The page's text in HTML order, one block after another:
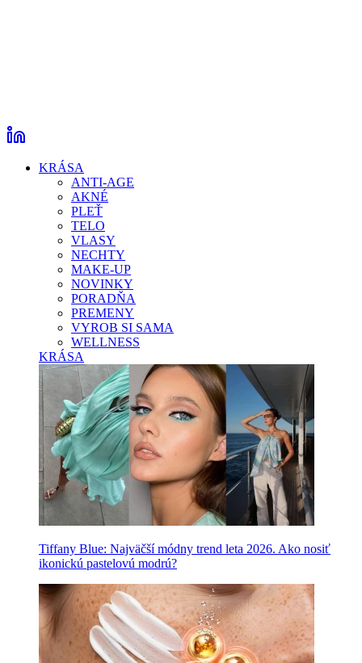
KRÁSA
ANTI-AGE
AKNÉ
PLEŤ
TELO
VLASY
NECHTY
MAKE-UP
NOVINKY
PORADŇA
PREMENY
VYROB SI SAMA
WELLNESS
KRÁSA
Tiffany Blue: Najväčší módny trend leta 2026. Ako nosiť
ikonickú pastelovú modrú?